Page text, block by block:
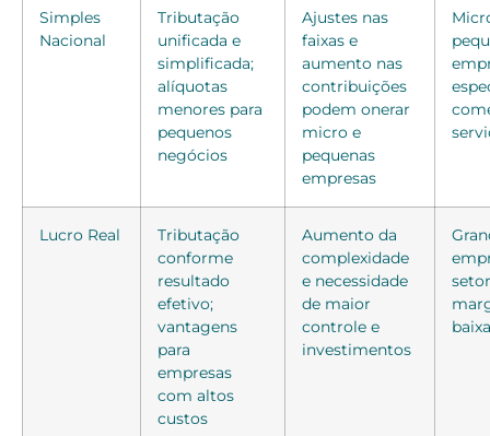
Simples
Nacional
Tributação
unificada e
simplificada;
alíquotas
menores para
pequenos
negócios
Ajustes nas
faixas e
aumento nas
contribuições
podem onerar
micro e
pequenas
empresas
Lucro Real
Tributação
conforme
resultado
efetivo;
vantagens
para
empresas
com altos
custos
Aumento da
complexidade
e necessidade
de maior
controle e
investimentos